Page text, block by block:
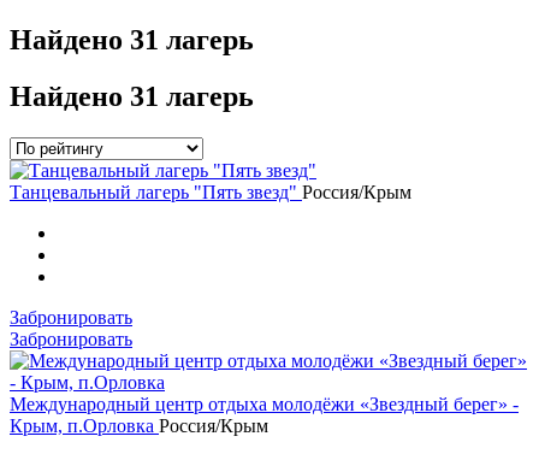
Найдено 31 лагерь
Найдено 31 лагерь
Танцевальный лагерь "Пять звезд" Россия/Крым
Забронировать
Забронировать
Международный центр отдыха молодёжи «Звездный берег» -
Крым, п.Орловка Россия/Крым